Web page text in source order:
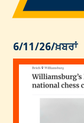
6/11/26/ਖ਼ਬਰਾਂ